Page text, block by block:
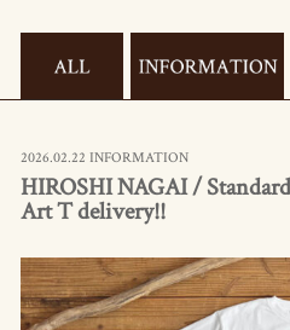
2026.02.22 INFORMATION
HIROSHI NAGAI /
Art T delivery!!